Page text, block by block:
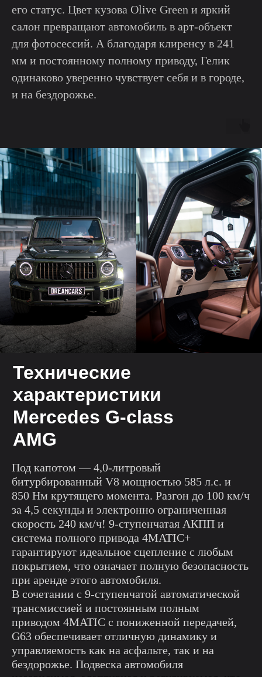
его статус. Цвет кузова Olive Green и яркий
салон превращают автомобиль в арт-объект
для фотосессий. А благодаря клиренсу в 241
мм и постоянному полному приводу, Гелик
одинаково уверенно чувствует себя и в городе,
и на бездорожье.
Технические
характеристики
Mercedes G-class
AMG
Под капотом — 4,0-литровый
битурбированный V8 мощностью 585 л.с. и
850 Нм крутящего момента. Разгон до 100 км/ч
за 4,5 секунды и электронно ограниченная
скорость 240 км/ч! 9-ступенчатая АКПП и
система полного привода 4MATIC+
гарантируют идеальное сцепление с любым
покрытием, что означает полную безопасность
при аренде этого автомобиля.
В сочетании с 9-ступенчатой автоматической
трансмиссией и постоянным полным
приводом 4MATIC с пониженной передачей,
G63 обеспечивает отличную динамику и
управляемость как на асфальте, так и на
бездорожье. Подвеска автомобиля